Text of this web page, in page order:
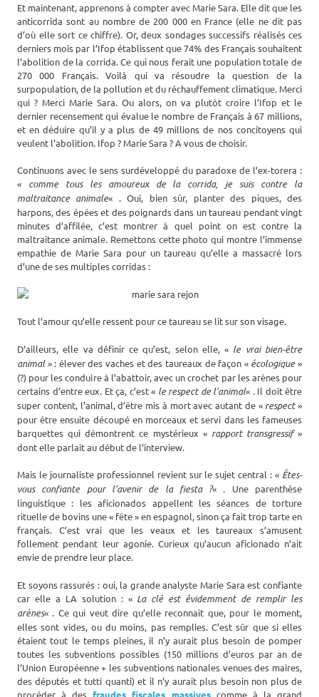
Et maintenant, apprenons à compter avec Marie Sara. Elle dit que les
anticorrida sont au nombre de 200 000 en France (elle ne dit pas
d’où elle sort ce chiffre). Or, deux sondages successifs réalisés ces
derniers mois par l’Ifop établissent que 74% des Français souhaitent
l’abolition de la corrida. Ce qui nous ferait une population totale de
270 000 Français. Voilà qui va résoudre la question de la
surpopulation, de la pollution et du réchauffement climatique. Merci
qui ? Merci Marie Sara. Ou alors, on va plutôt croire l’Ifop et le
dernier recensement qui évalue le nombre de Français à 67 millions,
et en déduire qu’il y a plus de 49 millions de nos concitoyens qui
veulent l’abolition. Ifop ? Marie Sara ? A vous de choisir.
Continuons avec le sens surdéveloppé du paradoxe de l’ex-torera :
« comme tous les amoureux de la corrida, je suis contre la
maltraitance animale« . Oui, bien sûr, planter des piques, des
harpons, des épées et des poignards dans un taureau pendant vingt
minutes d’affilée, c’est montrer à quel point on est contre la
maltraitance animale. Remettons cette photo qui montre l’immense
empathie de Marie Sara pour un taureau qu’elle a massacré lors
d’une de ses multiples corridas :
Tout l’amour qu’elle ressent pour ce taureau se lit sur son visage.
D’ailleurs, elle va définir ce qu’est, selon elle, « le vrai bien-être
animal» : élever des vaches et des taureaux de façon « écologique»
(?) pour les conduire à l’abattoir, avec un crochet par les arènes pour
certains d’entre eux. Et ça, c’est « le respect de l’animal« . Il doit être
super content, l’animal, d’être mis à mort avec autant de « respect»
pour être ensuite découpé en morceaux et servi dans les fameuses
barquettes qui démontrent ce mystérieux « rapport transgressif»
dont elle parlait au début de l’interview.
Mais le journaliste professionnel revient sur le sujet central : « Êtes-
vous confiante pour l’avenir de la fiesta ?« . Une parenthèse
linguistique : les aficionados appellent les séances de torture
rituelle de bovins une « fête » en espagnol, sinon ça fait trop tarte en
français. C’est vrai que les veaux et les taureaux s’amusent
follement pendant leur agonie. Curieux qu’aucun aficionado n’ait
envie de prendre leur place.
Et soyons rassurés : oui, la grande analyste Marie Sara est confiante
car elle a LA solution : « La clé est évidemment de remplir les
arènes« . Ce qui veut dire qu’elle reconnaît que, pour le moment,
elles sont vides, ou du moins, pas remplies. C’est sûr que si elles
étaient tout le temps pleines, il n’y aurait plus besoin de pomper
toutes les subventions possibles (150 millions d’euros par an de
l’Union Européenne + les subventions nationales venues des maires,
des députés et tutti quanti) et il n’y aurait plus besoin non plus de
procéder à des fraudes fiscales massivescomme à la grand